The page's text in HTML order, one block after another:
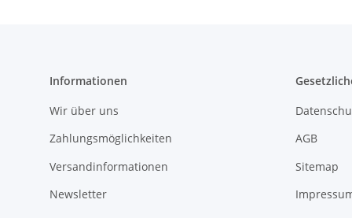
Informationen
Wir über uns
Zahlungsmöglichkeiten
Versandinformationen
Newsletter
AGB
Sitemap